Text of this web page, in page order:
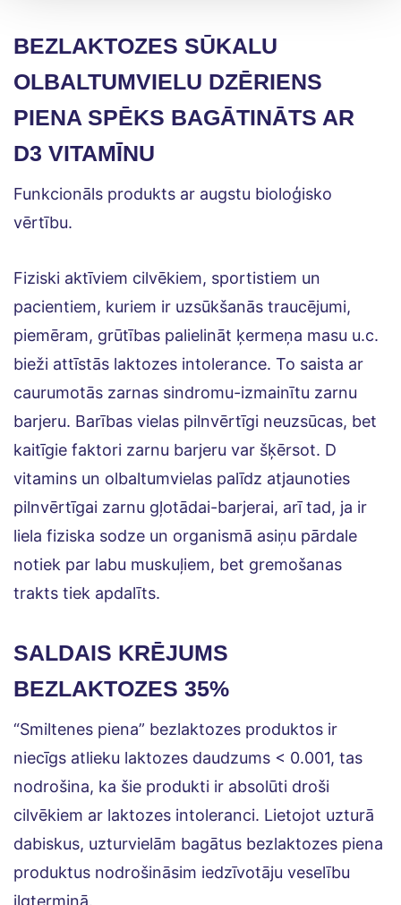
BEZLAKTOZES SŪKALU
OLBALTUMVIELU DZĒRIENS
PIENA SPĒKS BAGĀTINĀTS AR
D3 VITAMĪNU
Funkcionāls produkts ar augstu bioloģisko
vērtību.
Fiziski aktīviem cilvēkiem, sportistiem un
pacientiem, kuriem ir uzsūkšanās traucējumi,
piemēram, grūtības palielināt ķermeņa masu u.c.
bieži attīstās laktozes intolerance. To saista ar
caurumotās zarnas sindromu-izmainītu zarnu
barjeru. Barības vielas pilnvērtīgi neuzsūcas, bet
kaitīgie faktori zarnu barjeru var šķērsot. D
vitamins un olbaltumvielas palīdz atjaunoties
pilnvērtīgai zarnu gļotādai-barjerai, arī tad, ja ir
liela fiziska sodze un organismā asiņu pārdale
notiek par labu muskuļiem, bet gremošanas
trakts tiek apdalīts.
SALDAIS KRĒJUMS
BEZLAKTOZES 35%
“Smiltenes piena” bezlaktozes produktos ir
niecīgs atlieku laktozes daudzums < 0.001, tas
nodrošina, ka šie produkti ir absolūti droši
cilvēkiem ar laktozes intoleranci. Lietojot uzturā
dabiskus, uzturvielām bagātus bezlaktozes piena
produktus nodrošināsim iedzīvotāju veselību
ilgtermiņā.